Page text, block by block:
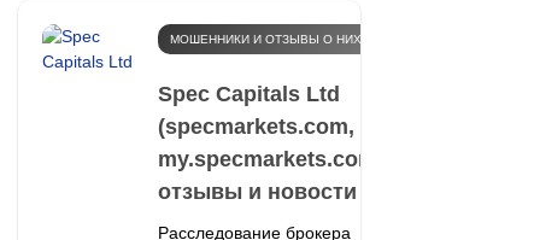
МОШЕННИКИ И ОТЗЫВЫ О НИХ
Spec Capitals Ltd
(specmarkets.com,
my.specmarkets.com):
отзывы и новости
Расследование брокера